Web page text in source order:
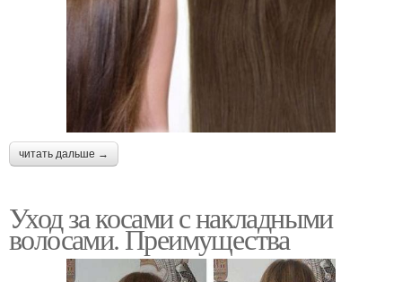
читать дальше →
Уход за косами с накладными
волосами. Преимущества